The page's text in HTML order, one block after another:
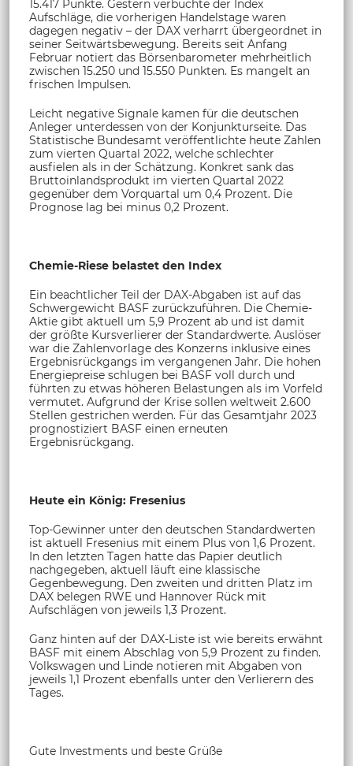
15.417 Punkte. Gestern verbuchte der Index
Aufschläge, die vorherigen Handelstage waren
dagegen negativ – der DAX verharrt übergeordnet in
seiner Seitwärtsbewegung. Bereits seit Anfang
Februar notiert das Börsenbarometer mehrheitlich
zwischen 15.250 und 15.550 Punkten. Es mangelt an
frischen Impulsen.
Leicht negative Signale kamen für die deutschen
Anleger unterdessen von der Konjunkturseite. Das
Statistische Bundesamt veröffentlichte heute Zahlen
zum vierten Quartal 2022, welche schlechter
ausfielen als in der Schätzung. Konkret sank das
Bruttoinlandsprodukt im vierten Quartal 2022
gegenüber dem Vorquartal um 0,4 Prozent. Die
Prognose lag bei minus 0,2 Prozent.
Chemie-Riese belastet den Index
Ein beachtlicher Teil der DAX-Abgaben ist auf das
Schwergewicht BASF zurückzuführen. Die Chemie-
Aktie gibt aktuell um 5,9 Prozent ab und ist damit
der größte Kursverlierer der Standardwerte. Auslöser
war die Zahlenvorlage des Konzerns inklusive eines
Ergebnisrückgangs im vergangenen Jahr. Die hohen
Energiepreise schlugen bei BASF voll durch und
führten zu etwas höheren Belastungen als im Vorfeld
vermutet. Aufgrund der Krise sollen weltweit 2.600
Stellen gestrichen werden. Für das Gesamtjahr 2023
prognostiziert BASF einen erneuten
Ergebnisrückgang.
Heute ein König: Fresenius
Top-Gewinner unter den deutschen Standardwerten
ist aktuell Fresenius mit einem Plus von 1,6 Prozent.
In den letzten Tagen hatte das Papier deutlich
nachgegeben, aktuell läuft eine klassische
Gegenbewegung. Den zweiten und dritten Platz im
DAX belegen RWE und Hannover Rück mit
Aufschlägen von jeweils 1,3 Prozent.
Ganz hinten auf der DAX-Liste ist wie bereits erwähnt
BASF mit einem Abschlag von 5,9 Prozent zu finden.
Volkswagen und Linde notieren mit Abgaben von
jeweils 1,1 Prozent ebenfalls unter den Verlierern des
Tages.
Gute Investments und beste Grüße